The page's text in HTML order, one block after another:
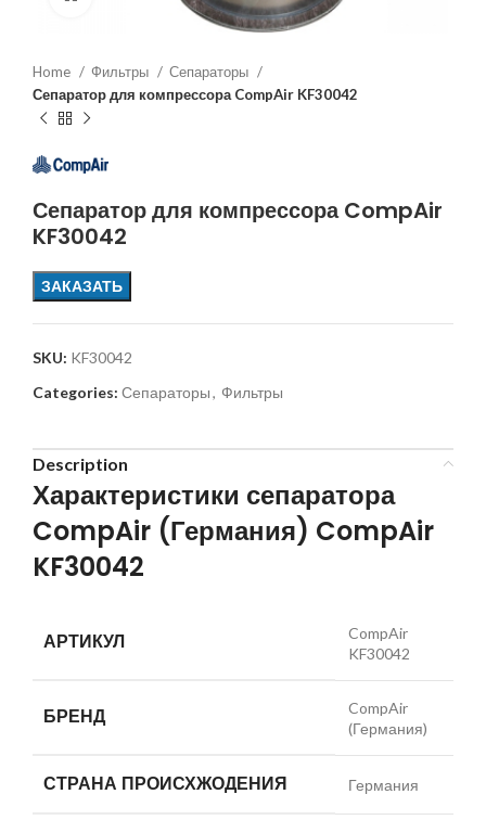
Home Фильтры
Сепараторы
Сепаратор для компрессора CompAir KF30042
Сепаратор для компрессора CompAir
KF30042
ЗАКАЗАТЬ
SKU: KF30042
Categories: Сепараторы, Фильтры
Description
Характеристики сепаратора
CompAir (Германия) CompAir
KF30042
АРТИКУЛ
CompAir
KF30042
БРЕНД
CompAir
(Германия)
СТРАНА ПРОИСХЖОДЕНИЯ Германия